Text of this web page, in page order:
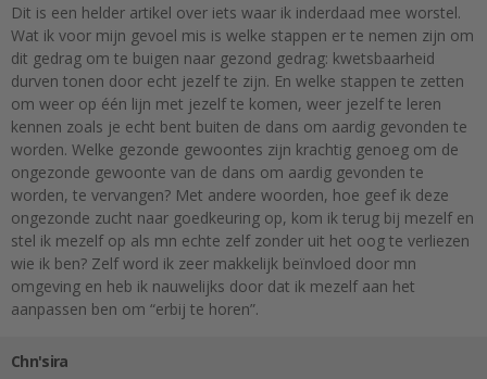
Dit is een helder artikel over iets waar ik inderdaad mee worstel.
Wat ik voor mijn gevoel mis is welke stappen er te nemen zijn om
dit gedrag om te buigen naar gezond gedrag: kwetsbaarheid
durven tonen door echt jezelf te zijn. En welke stappen te zetten
om weer op één lijn met jezelf te komen, weer jezelf te leren
kennen zoals je echt bent buiten de dans om aardig gevonden te
worden. Welke gezonde gewoontes zijn krachtig genoeg om de
ongezonde gewoonte van de dans om aardig gevonden te
worden, te vervangen? Met andere woorden, hoe geef ik deze
ongezonde zucht naar goedkeuring op, kom ik terug bij mezelf en
stel ik mezelf op als mn echte zelf zonder uit het oog te verliezen
wie ik ben? Zelf word ik zeer makkelijk beïnvloed door mn
omgeving en heb ik nauwelijks door dat ik mezelf aan het
aanpassen ben om “erbij te horen”.
Chn'sira